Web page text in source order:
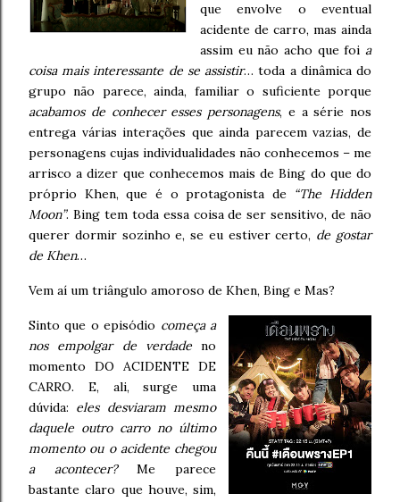
que envolve o eventual
acidente de carro, mas ainda
assim eu não acho que foi a
coisa mais interessante de se assistir… toda a dinâmica do
grupo não parece, ainda, familiar o suficiente porque
acabamos de conhecer esses personagens, e a série nos
entrega várias interações que ainda parecem vazias, de
personagens cujas individualidades não conhecemos – me
arrisco a dizer que conhecemos mais de Bing do que do
próprio Khen, que é o protagonista de “The Hidden
Moon”. Bing tem toda essa coisa de ser sensitivo, de não
querer dormir sozinho e, se eu estiver certo, de gostar
de Khen…
Vem aí um triângulo amoroso de Khen, Bing e Mas?
Sinto que o episódio começa a
nos empolgar de verdadeno
momento DO ACIDENTE DE
CARRO. E, ali, surge uma
dúvida: eles desviaram mesmo
daquele outro carro no último
momento ou o acidente chegou
a acontecer?Me parece
bastante claro que houve, sim,